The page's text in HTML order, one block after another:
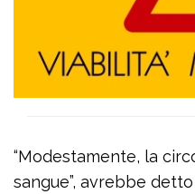
“Modestamente, la
sangue”, avrebbe